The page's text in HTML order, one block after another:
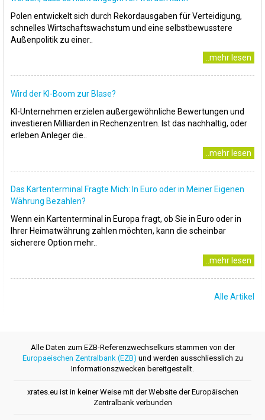
Polen entwickelt sich durch Rekordausgaben für Verteidigung,
schnelles Wirtschaftswachstum und eine selbstbewusstere
Außenpolitik zu einer..
..mehr lesen
Wird der KI-Boom zur Blase?
KI-Unternehmen erzielen außergewöhnliche Bewertungen und
investieren Milliarden in Rechenzentren. Ist das nachhaltig, oder
erleben Anleger die..
..mehr lesen
Das Kartenterminal Fragte Mich: In Euro oder in Meiner Eigenen
Währung Bezahlen?
Wenn ein Kartenterminal in Europa fragt, ob Sie in Euro oder in
Ihrer Heimatwährung zahlen möchten, kann die scheinbar
sicherere Option mehr..
..mehr lesen
Alle Artikel
Alle Daten zum EZB-Referenzwechselkurs stammen von der
Europaeischen Zentralbank (EZB) und werden ausschliesslich zu
Informationszwecken bereitgestellt.
xrates.eu ist in keiner Weise mit der Website der Europäischen
Zentralbank verbunden